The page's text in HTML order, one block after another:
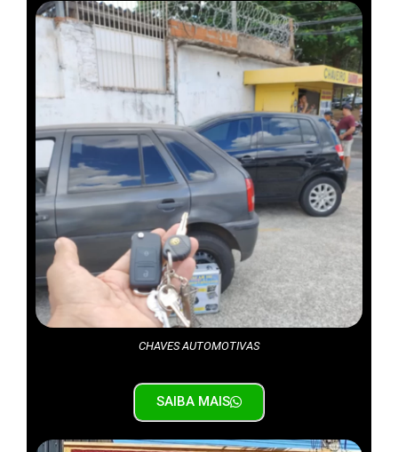
CHAVES AUTOMOTIVAS
SAIBA MAIS